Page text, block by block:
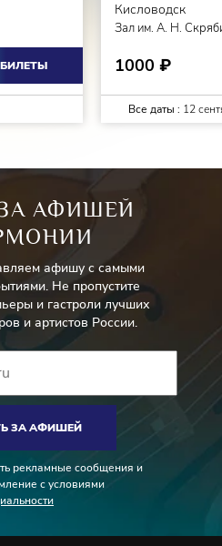
БИЛЕТЫ
Кисловодск
Зал им. А. Н.
1000 ₽
Все даты : 12
АФИШЕЙ
афишу с самыми
Не пропустите
и гастроли лучших
и артистов России.
ЗА АФИШЕЙ
рекламные сообщения и
с условиями